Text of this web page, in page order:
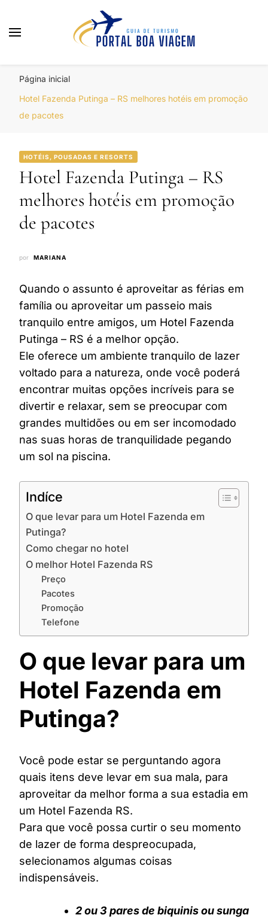
Página inicial
Hotel Fazenda Putinga – RS melhores hotéis em promoção
de pacotes
HOTÉIS, POUSADAS E RESORTS
Hotel Fazenda Putinga – RS
melhores hotéis em promoção
de pacotes
por MARIANA
Quando o assunto é aproveitar as férias em
família ou aproveitar um passeio mais
tranquilo entre amigos, um Hotel Fazenda
Putinga – RS é a melhor opção.
Ele oferece um ambiente tranquilo de lazer
voltado para a natureza, onde você poderá
encontrar muitas opções incríveis para se
divertir e relaxar, sem se preocupar com
grandes multidões ou em ser incomodado
nas suas horas de tranquilidade pegando
um sol na piscina.
Indíce
O que levar para um Hotel Fazenda em
Putinga?
Como chegar no hotel
O melhor Hotel Fazenda RS
Preço
Pacotes
Promoção
Telefone
O que levar para um
Hotel Fazenda em
Putinga?
Você pode estar se perguntando agora
quais itens deve levar em sua mala, para
aproveitar da melhor forma a sua estadia em
um Hotel Fazenda RS.
Para que você possa curtir o seu momento
de lazer de forma despreocupada,
selecionamos algumas coisas
indispensáveis.
2 ou 3 pares de biquinis ou sunga